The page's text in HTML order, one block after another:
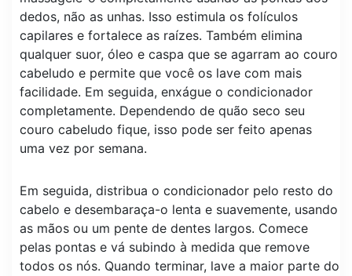
dedos, não as unhas. Isso estimula os folículos
capilares e fortalece as raízes. Também elimina
qualquer suor, óleo e caspa que se agarram ao couro
cabeludo e permite que você os lave com mais
facilidade. Em seguida, enxágue o condicionador
completamente. Dependendo de quão seco seu
couro cabeludo fique, isso pode ser feito apenas
uma vez por semana.
Em seguida, distribua o condicionador pelo resto do
cabelo e desembaraça-o lenta e suavemente, usando
as mãos ou um pente de dentes largos. Comece
pelas pontas e vá subindo à medida que remove
todos os nós. Quando terminar, lave a maior parte do